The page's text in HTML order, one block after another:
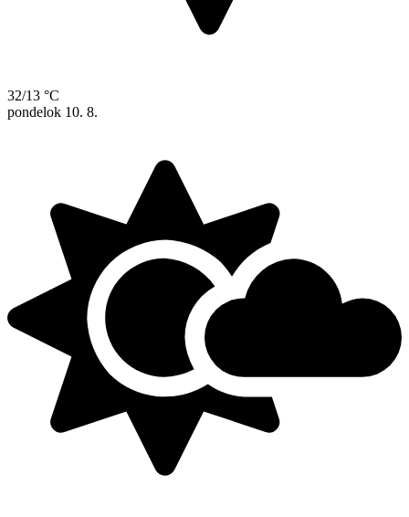
32/13 °C
pondelok 10. 8.